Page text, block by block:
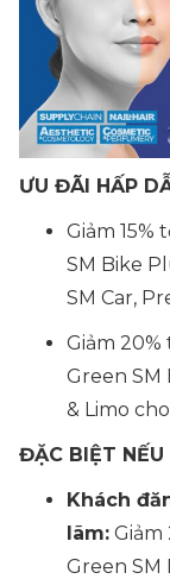
ƯU ĐÃI HẤP
Giảm 15%
SM Bike
SM Car,
Giảm 20%
Green SM
& Limo
ĐẶC BIỆT NẾU
Khách
lãm: Giảm
Green SM